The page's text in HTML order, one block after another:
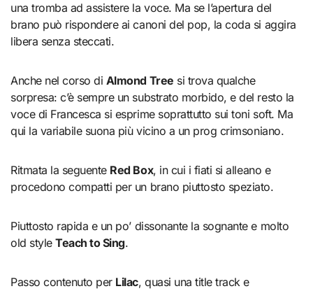
una tromba ad assistere la voce. Ma se l’apertura del
brano può rispondere ai canoni del pop, la coda si aggira
libera senza steccati.
Anche nel corso di Almond Tree si trova qualche
sorpresa: c’è sempre un substrato morbido, e del resto la
voce di Francesca si esprime soprattutto sui toni soft. Ma
qui la variabile suona più vicino a un prog crimsoniano.
Ritmata la seguente Red Box, in cui i fiati si alleano e
procedono compatti per un brano piuttosto speziato.
Piuttosto rapida e un po’ dissonante la sognante e molto
old styleTeach to Sing.
Passo contenuto per Lilac, quasi una title track e